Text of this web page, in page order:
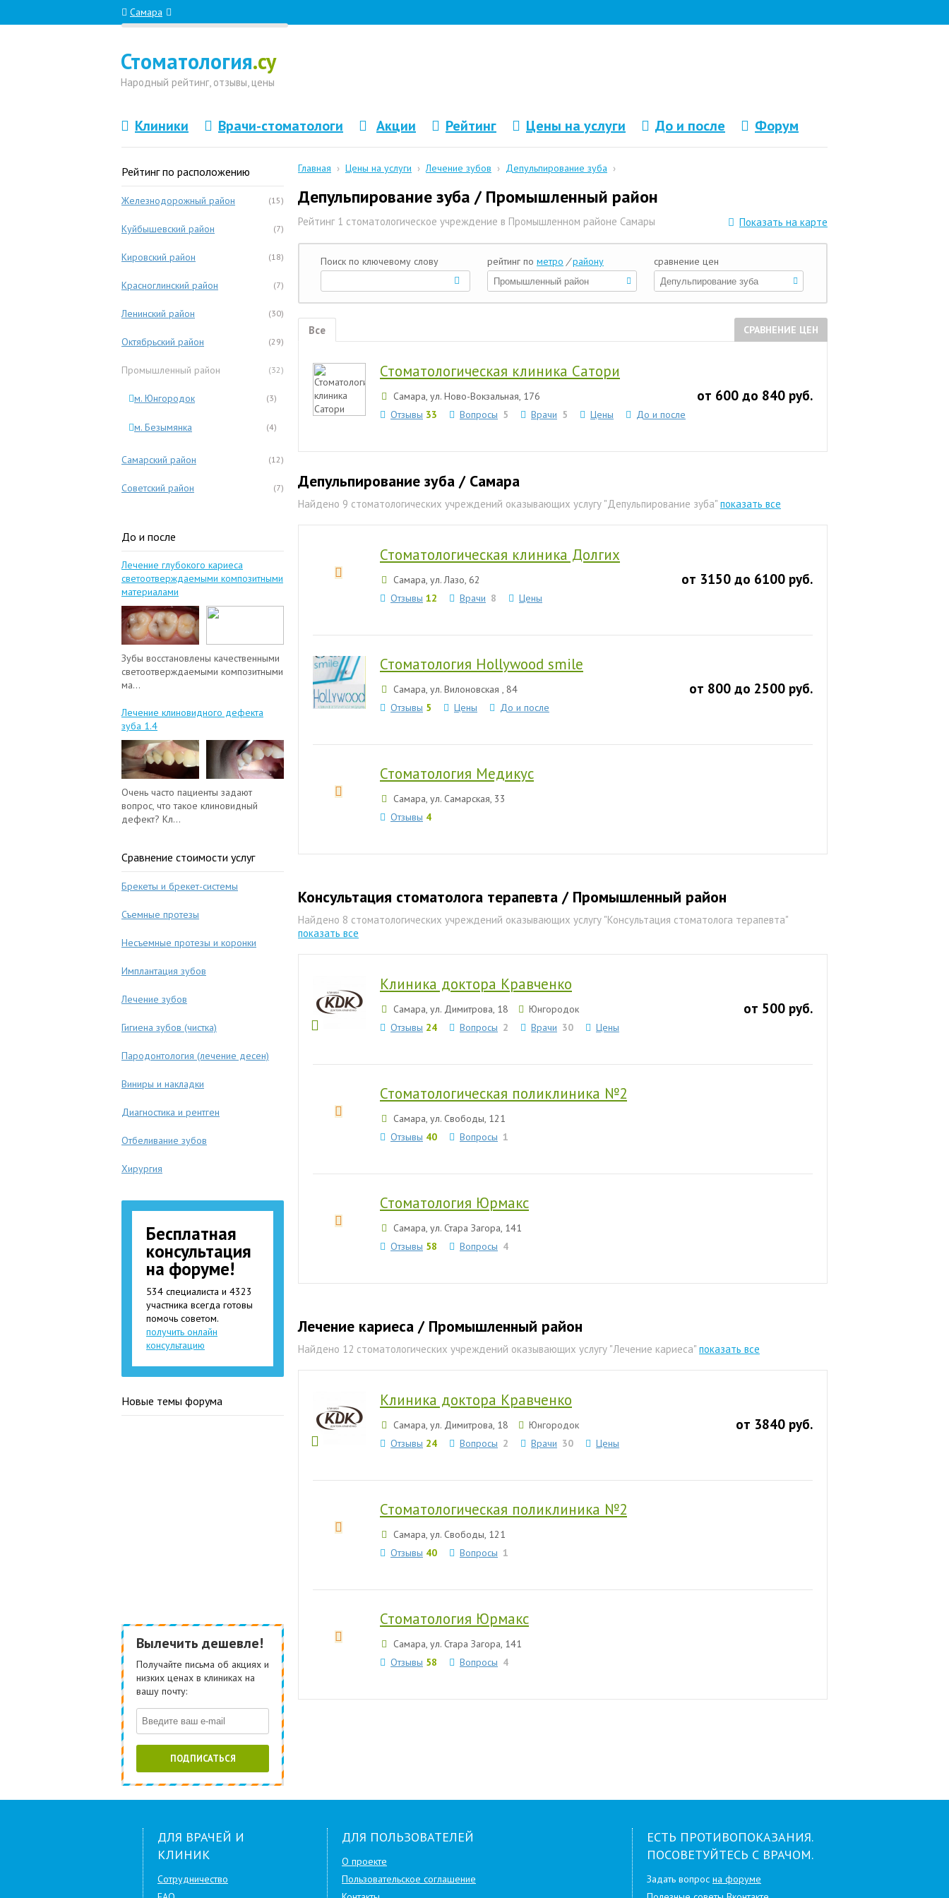
Самара
Стоматология.су
Народный рейтинг, отзывы, цены
Клиники Врачи-стоматологи Акции Рейтинг Цены на услуги До и после Форум
Главная › Цены на услуги › Лечение зубов › Депульпирование зуба ›
Депульпирование зуба / Промышленный район
Рейтинг 1 стоматологическое учреждение в Промышленном районе Самары Показать на карте
СРАВНЕНИЕ ЦЕН
Все
Стоматологическая клиника Сатори
Самара, ул. Hово-Вокзальная, 176
Отзывы 33 Вопросы 5 Врачи 5 Цены До и после
от 600 до 840 руб.
Депульпирование зуба / Самара
Найдено 9 стоматологических учреждений оказывающих услугу "Депульпирование зуба" показать все
Стоматологическая клиника Долгих
Самара, ул. Лазо, 62
Отзывы 12 Врачи 8 Цены
от 3150 до 6100 руб.
Стоматология Hollywood smile
Самара, ул. Вилоновская , 84
Отзывы 5 Цены До и после
от 800 до 2500 руб.
Стоматология Медикус
Самара, ул. Самарская, 33
Отзывы 4
Консультация стоматолога терапевта / Промышленный район
Найдено 8 стоматологических учреждений оказывающих услугу "Консультация стоматолога терапевта"
показать все
Клиника доктора Кравченко
Самара, ул. Димитрова, 18
Юнгородок
Отзывы 24 Вопросы 2 Врачи 30 Цены
от 500 руб.
Стоматологическая поликлиника №2
Самара, ул. Свободы, 121
Отзывы 40 Вопросы 1
Стоматология Юрмакс
Самара, ул. Стара Загора, 141
Отзывы 58 Вопросы 4
Лечение кариеса / Промышленный район
Найдено 12 стоматологических учреждений оказывающих услугу "Лечение кариеса" показать все
Клиника доктора Кравченко
Самара, ул. Димитрова, 18
Юнгородок
Отзывы 24 Вопросы 2 Врачи 30 Цены
от 3840 руб.
Стоматологическая поликлиника №2
Самара, ул. Свободы, 121
Отзывы 40 Вопросы 1
Стоматология Юрмакс
Самара, ул. Стара Загора, 141
Отзывы 58 Вопросы 4
Поиск по ключевому слову рейтинг по метро / району сравнение цен
Рейтинг по расположению
(15)
Железнодорожный район
(7)
Куйбышевский район
(18)
Кировский район
(7)
Красноглинский район
(30)
Ленинский район
(29)
Октябрьский район
(32)
Промышленный район
(3)
м. Юнгородок
(4)
м. Безымянка
(12)
Самарский район
(7)
Советский район
До и после
Лечение глубокого кариеса
светоотверждаемыми композитными
материалами
Зубы восстановлены качественными
светоотверждаемыми композитными
ма...
Лечение клиновидного дефекта
зуба 1.4
Очень часто пациенты задают
вопрос, что такое клиновидный
дефект? Кл...
Сравнение стоимости услуг
Брекеты и брекет-системы
Съемные протезы
Несъемные протезы и коронки
Имплантация зубов
Лечение зубов
Гигиена зубов (чистка)
Пародонтология (лечение десен)
Виниры и накладки
Диагностика и рентген
Отбеливание зубов
Хирургия
Бесплатная
консультация
на форуме!
534 специалиста и 4323
участника всегда готовы
помочь советом.
получить онлайн
консультацию
Новые темы форума
Вылечить дешевле!
Получайте письма об акциях и
низких ценах в клиниках на
вашу почту:
ПОДПИСАТЬСЯ
ДЛЯ ВРАЧЕЙ И
КЛИНИК
Сотрудничество
ДЛЯ ПОЛЬЗОВАТЕЛЕЙ
О проекте
Пользовательское соглашение
ЕСТЬ ПРОТИВОПОКАЗАНИЯ.
ПОСОВЕТУЙТЕСЬ С ВРАЧОМ.
Задать вопрос на форуме